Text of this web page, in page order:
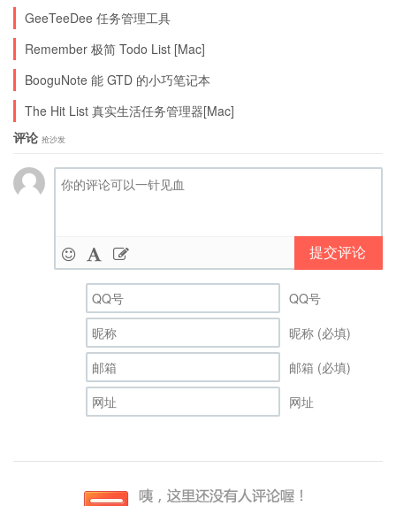
GeeTeeDee 任务管理工具
Remember 极简 Todo List [Mac]
BooguNote 能 GTD 的小巧笔记本
The Hit List 真实生活任务管理器[Mac]
评论 抢沙发
提交评论
QQ号
昵称 (必填)
邮箱 (必填)
网址